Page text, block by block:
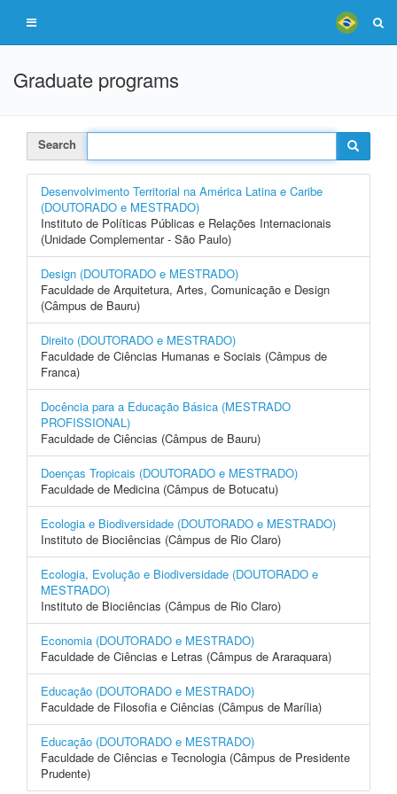
Graduate programs
Search
Desenvolvimento Territorial na América Latina e Caribe
(DOUTORADO e MESTRADO)
Instituto de Políticas Públicas e Relações Internacionais
(Unidade Complementar - São Paulo)
Design (DOUTORADO e MESTRADO)
Faculdade de Arquitetura, Artes, Comunicação e Design
(Câmpus de Bauru)
Direito (DOUTORADO e MESTRADO)
Faculdade de Ciências Humanas e Sociais (Câmpus de
Franca)
Docência para a Educação Básica (MESTRADO
PROFISSIONAL)
Faculdade de Ciências (Câmpus de Bauru)
Doenças Tropicais (DOUTORADO e MESTRADO)
Faculdade de Medicina (Câmpus de Botucatu)
Ecologia e Biodiversidade (DOUTORADO e MESTRADO)
Instituto de Biociências (Câmpus de Rio Claro)
Ecologia, Evolução e Biodiversidade (DOUTORADO e
MESTRADO)
Instituto de Biociências (Câmpus de Rio Claro)
Economia (DOUTORADO e MESTRADO)
Faculdade de Ciências e Letras (Câmpus de Araraquara)
Educação (DOUTORADO e MESTRADO)
Faculdade de Filosofia e Ciências (Câmpus de Marília)
Educação (DOUTORADO e MESTRADO)
Faculdade de Ciências e Tecnologia (Câmpus de Presidente
Prudente)